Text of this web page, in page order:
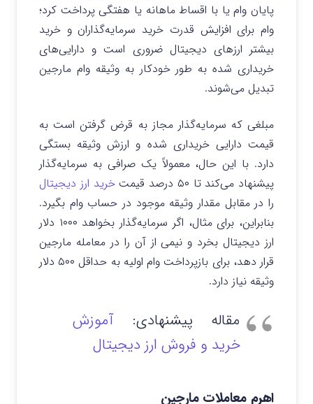
پایان وام یا با اقساط ماهانه یا هفتگی پرداخت کرد؛
وام برای افزایش قدرت خرید سرمایه‌گذاران و خرید
بیشتر ارزهای دیجیتال ضروری است و دارایی‌های
خریداری شده به طور خودکار به وثیقه وام مارجین
تبدیل می‌شوند.
مبلغی که سرمایه‌گذار مجاز به قرض گرفتن است به
قیمت دارایی خریداری شده و ارزش وثیقه بستگی
دارد. با این حال، معمولاً یک صرافی به سرمایه‌گذار
پیشنهاد می‌کند تا ۵۰ درصد قیمت
خرید ارز دیجیتال
را در مقابل مقدار وثیقه موجود در حساب وام بگیرد.
بنابراین، برای مثال، اگر سرمایه‌گذار بخواهد ۱۰۰۰ دلار
ارز دیجیتال بخرد و نیمی از آن را در معامله مارجین
قرار دهد، برای بازپرداخت وام اولیه به حداقل ۵۰۰ دلار
وثیقه نیاز دارد.
مقاله پیشنهادی:آموزش
خرید و فروش ارز دیجیتال
اهرم معاملات مارجین